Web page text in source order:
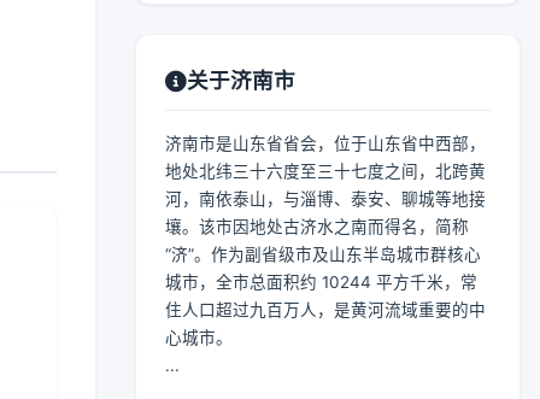
关于济南市
济南市是山东省省会，位于山东省中西部，
地处北纬三十六度至三十七度之间，北跨黄
河，南依泰山，与淄博、泰安、聊城等地接
壤。该市因地处古济水之南而得名，简称
“济”。作为副省级市及山东半岛城市群核心
城市，全市总面积约 10244 平方千米，常
住人口超过九百万人，是黄河流域重要的中
心城市。
...